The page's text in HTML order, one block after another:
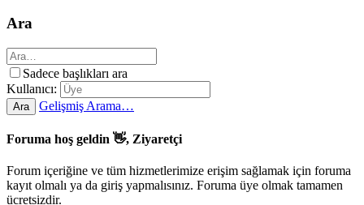
Ara
Sadece başlıkları ara
Kullanıcı:
Ara Gelişmiş Arama…
Foruma hoş geldin 👋, Ziyaretçi
Forum içeriğine ve tüm hizmetlerimize erişim sağlamak için foruma
kayıt olmalı ya da giriş yapmalısınız. Foruma üye olmak tamamen
ücretsizdir.